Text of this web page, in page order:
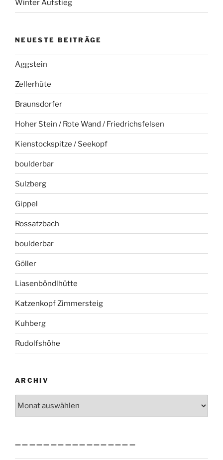
Winter Aufstieg
NEUESTE BEITRÄGE
Aggstein
Zellerhüte
Braunsdorfer
Hoher Stein / Rote Wand / Friedrichsfelsen
Kienstockspitze / Seekopf
boulderbar
Sulzberg
Gippel
Rossatzbach
boulderbar
Göller
Liasenböndlhütte
Katzenkopf Zimmersteig
Kuhberg
Rudolfshöhe
ARCHIV
—————————————————